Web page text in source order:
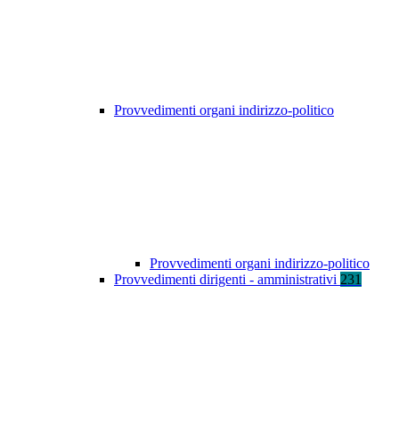
Provvedimenti organi indirizzo-politico
Provvedimenti organi indirizzo-politico
Provvedimenti dirigenti - amministrativi 231